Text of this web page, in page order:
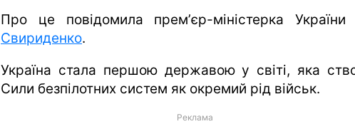
Про це повідомила премʼєр-міністерка України
Свириденко.
Україна стала першою державою у світі, яка
Сили безпілотних систем як окремий рід військ.
Реклама